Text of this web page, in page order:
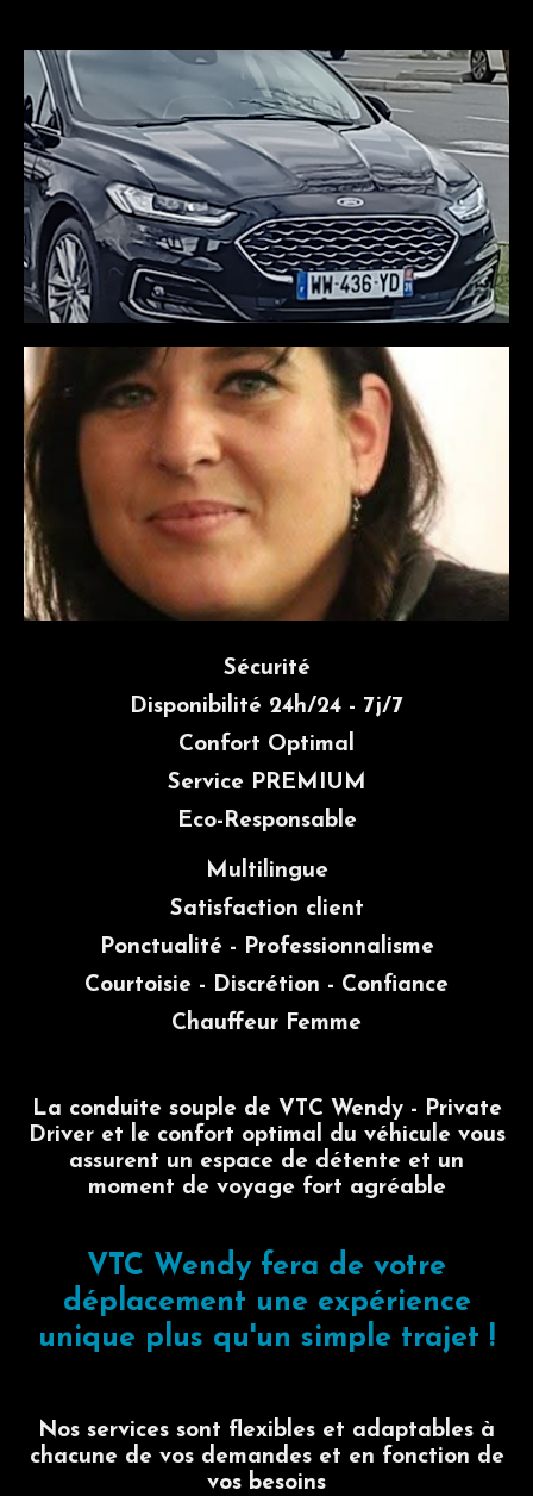
Sécurité
Disponibilité 24h/24 - 7j/7
Confort Optimal
Service PREMIUM
Eco-Responsable
Multilingue
Satisfaction client
Ponctualité - Professionnalisme
Courtoisie - Discrétion - Confiance
Chauffeur Femme
La conduite souple de VTC Wendy - Private
Driver et le confort optimal du véhicule vous
assurent un espace de détente et un
moment de voyage fort agréable
VTC Wendy fera de votre
déplacement une expérience
unique plus qu'un simple trajet !
Nos services sont flexibles et adaptables à
chacune de vos demandes et en fonction de
vos besoins